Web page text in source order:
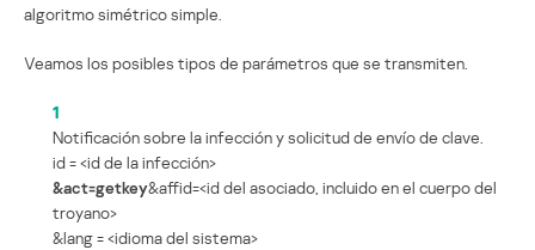
algoritmo simétrico simple.
Veamos los posibles tipos de parámetros que se transmiten.
1
Notificación sobre la infección y solicitud de envío de clave.
id = <id de la infección>
&act=getkey&affid=<id del asociado, incluido en el cuerpo del
troyano>
&lang = <idioma del sistema>